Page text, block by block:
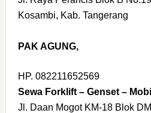
Kosambi, Kab. Tangerang
PAK AGUNG,
HP. 082211652569
Sewa Forklift – Genset –
Jl. Daan Mogot KM-18 Blok